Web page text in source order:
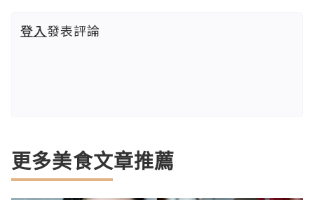
登入發表評論
更多美食文章推薦